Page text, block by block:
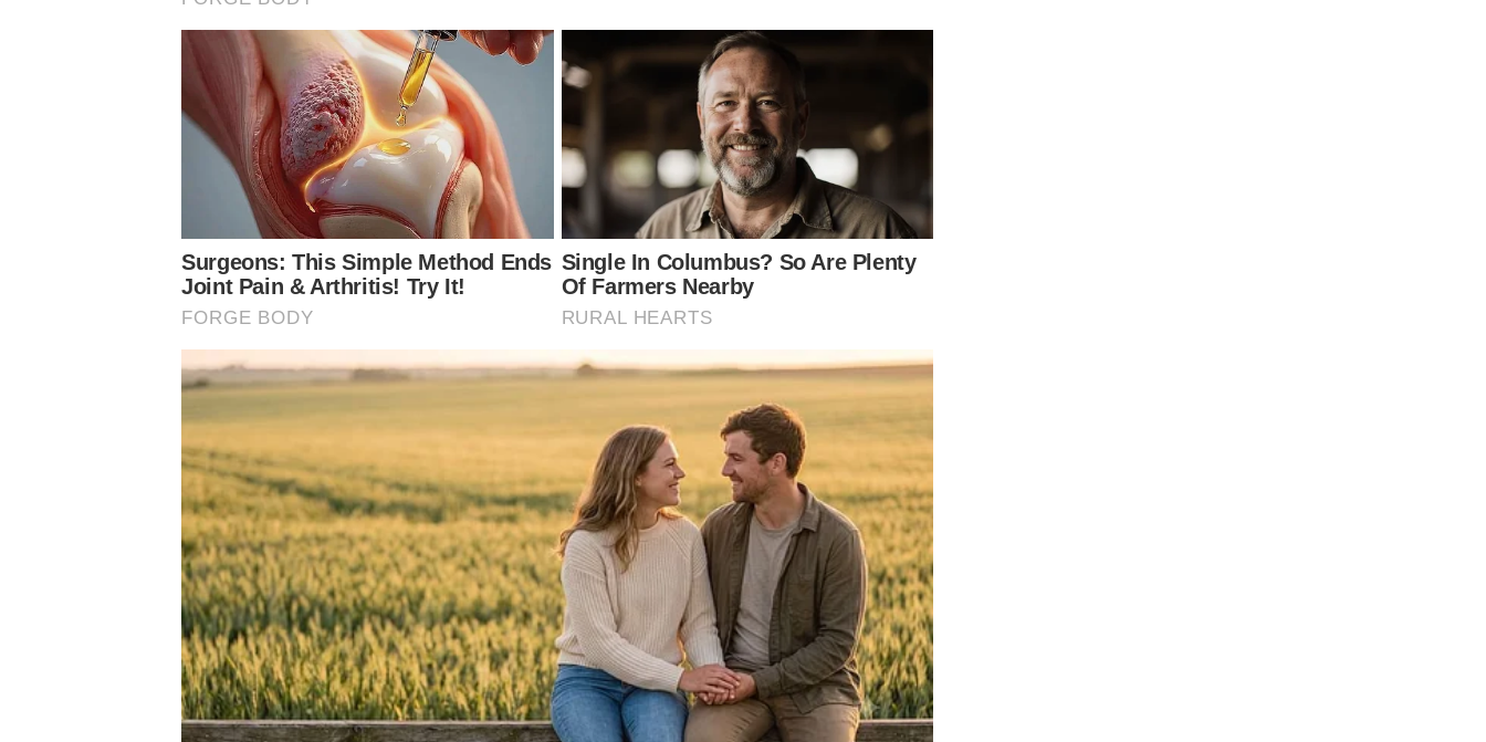
O bicampeão brasileiro estreou com vitória na competição nacional com o placar de 1 a 0 sobre o Vitória, com
gol de Richard Ríos, no Barradão em Salvador-BA. Já o time do Rio Grande do Sul venceu o
Bahiapor 2 a 1, no
Na primeira partida em casa do Brasileirão, o confronto contra o Internacional será na Arena Barueri devido ao
WESLEY REENCONTRA O PALMEIRAS E PODE SER A NOVIDADE NO ATAQUE DO INTERNACIONAL
O atacante Wesley irá reencontrar o Palmeiras, clube que o revelou e onde foi bicampeão da Libertadores, e pode
ser novidade entre os titulares.
Aproveitando as chances que o técnico Eduardo Coudet deu e também marcou o gol de empate na vitória sobre
o Bahia na primeira rodada do Brasileirão, deve entrar no lugar de Wanderson, já que Alan Patrick e Valencia estão
GÓMEZ, ANÍBAL MORENO E ZÉ RAFAEL TREINAM E DEVEM SER RELACIONADOS
NO VERDÃO